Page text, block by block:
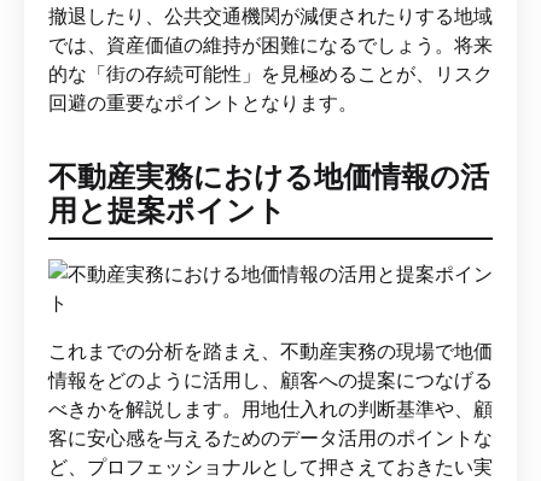
撤退したり、公共交通機関が減便されたりする地域
では、資産価値の維持が困難になるでしょう。将来
的な「街の存続可能性」を見極めることが、リスク
回避の重要なポイントとなります。
不動産実務における地価情報の活
用と提案ポイント
これまでの分析を踏まえ、不動産実務の現場で地価
情報をどのように活用し、顧客への提案につなげる
べきかを解説します。用地仕入れの判断基準や、顧
客に安心感を与えるためのデータ活用のポイントな
ど、プロフェッショナルとして押さえておきたい実